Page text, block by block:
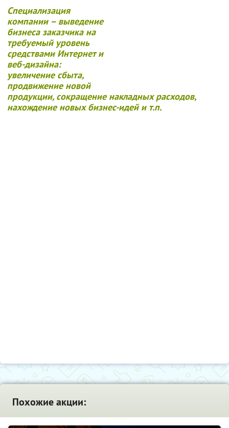
Специализация
компании – выведение
бизнеса заказчика на
требуемый уровень
средствами Интернет и
веб-дизайна:
увеличение сбыта,
продвижение новой
продукции, сокращение накладных расходов,
нахождение новых бизнес-идей и т.п.
Похожие акции: